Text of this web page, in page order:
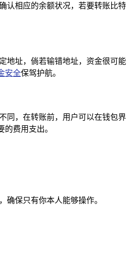
认相应的余额状况，若要转账比特
地址，倘若输错地址，资金很可能
安全保驾护航。
同，在转账前，用户可以在钱包界
费用支出。
保只有你本人能够操作。